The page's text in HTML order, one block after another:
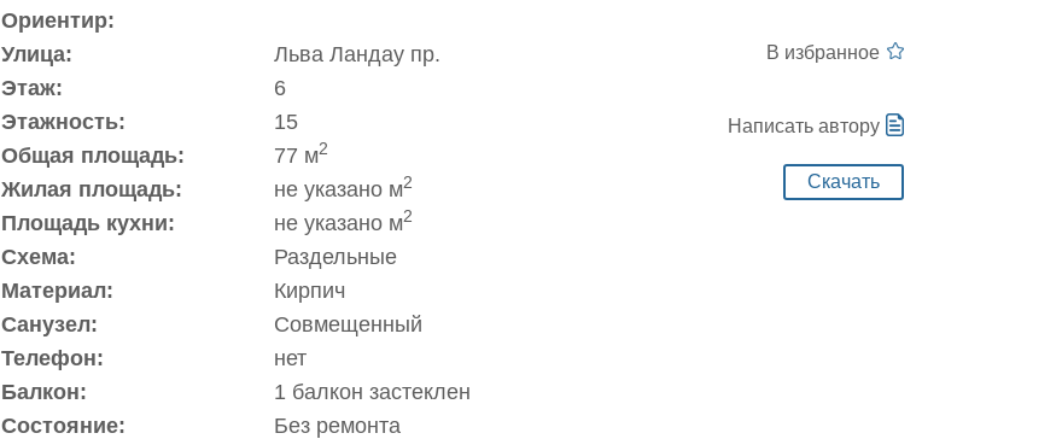
Ориентир:
Улица:
Льва Ландау пр.
Этаж:
6
Этажность:
15
Общая площадь:
77 м2
Жилая площадь: не указано м2
Площадь кухни: не указано м2
Схема:
Раздельные
Материал:
Кирпич
Санузел:
Совмещенный
Телефон:
нет
Балкон:
1 балкон застеклен
Состояние:
Без ремонта
В избранное
Написать автору
Скачать